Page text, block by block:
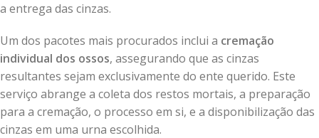
a entrega das cinzas.
Um dos pacotes mais procurados inclui a cremação
individual dos ossos, assegurando que as cinzas
resultantes sejam exclusivamente do ente querido. Este
serviço abrange a coleta dos restos mortais, a preparação
para a cremação, o processo em si, e a disponibilização das
cinzas em uma urna escolhida.